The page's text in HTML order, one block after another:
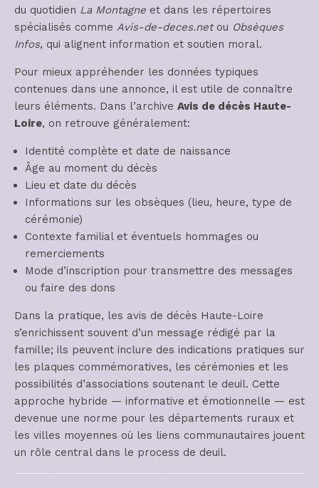
du quotidien La Montagne et dans les répertoires
spécialisés comme Avis-de-deces.netou Obsèques
Infos, qui alignent information et soutien moral.
Pour mieux appréhender les données typiques
contenues dans une annonce, il est utile de connaître
leurs éléments. Dans l’archive Avis de décès Haute-
Loire, on retrouve généralement:
Identité complète et date de naissance
Âge au moment du décès
Lieu et date du décès
Informations sur les obsèques (lieu, heure, type de
cérémonie)
Contexte familial et éventuels hommages ou
remerciements
Mode d’inscription pour transmettre des messages
ou faire des dons
Dans la pratique, les avis de décès Haute-Loire
s’enrichissent souvent d’un message rédigé par la
famille; ils peuvent inclure des indications pratiques sur
les plaques commémoratives, les cérémonies et les
possibilités d’associations soutenant le deuil. Cette
approche hybride — informative et émotionnelle — est
devenue une norme pour les départements ruraux et
les villes moyennes où les liens communautaires jouent
un rôle central dans le process de deuil.